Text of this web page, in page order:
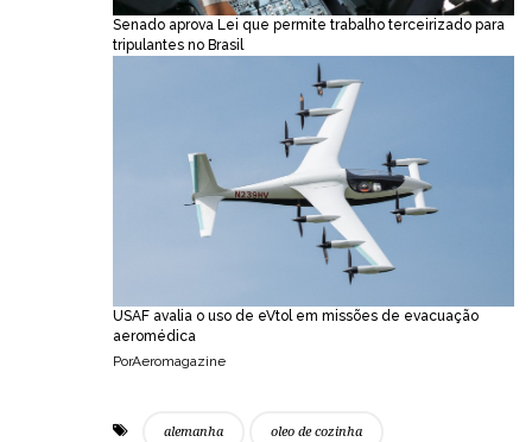
Senado aprova Lei que permite trabalho terceirizado para
tripulantes no Brasil
USAF avalia o uso de eVtol em missões de evacuação
aeromédica
PorAeromagazine
alemanha oleo de cozinha